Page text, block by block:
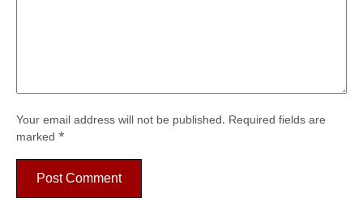
Your email address will not be published. Required fields are
marked *